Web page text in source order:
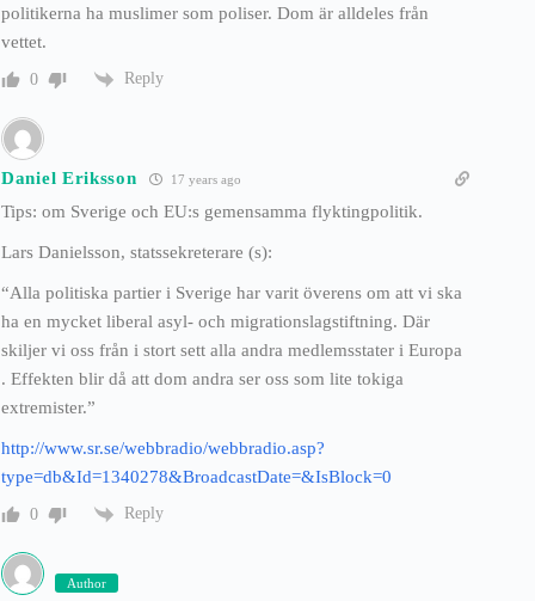
politikerna ha muslimer som poliser. Dom är alldeles från
vettet.
0 Reply
Daniel Eriksson 17 years ago
Tips: om Sverige och EU:s gemensamma flyktingpolitik.
Lars Danielsson, statssekreterare (s):
“Alla politiska partier i Sverige har varit överens om att vi ska
ha en mycket liberal asyl- och migrationslagstiftning. Där
skiljer vi oss från i stort sett alla andra medlemsstater i Europa
. Effekten blir då att dom andra ser oss som lite tokiga
extremister.”
http://www.sr.se/webbradio/webbradio.asp?
type=db&Id=1340278&BroadcastDate=&IsBlock=0
0 Reply
Author